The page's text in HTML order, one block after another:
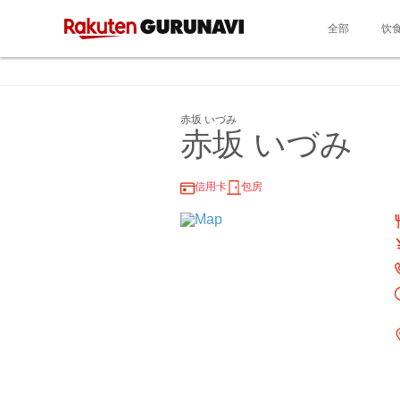
全部 饮
赤坂 いづみ
赤坂 いづみ
信用卡 包房